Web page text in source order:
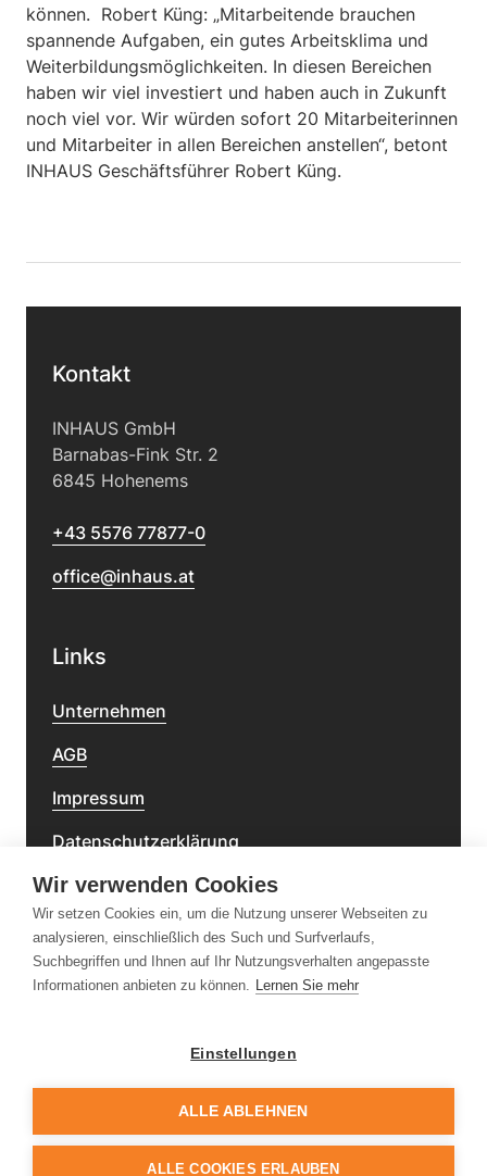
können. Robert Küng: „Mitarbeitende brauchen
spannende Aufgaben, ein gutes Arbeitsklima und
Weiterbildungsmöglichkeiten. In diesen Bereichen
haben wir viel investiert und haben auch in Zukunft
noch viel vor. Wir würden sofort 20 Mitarbeiterinnen
und Mitarbeiter in allen Bereichen anstellen“, betont
INHAUS Geschäftsführer Robert Küng.
Kontakt
INHAUS GmbH
Barnabas-Fink Str. 2
6845 Hohenems
+43 5576 77877-0
office@inhaus.at
Links
Unternehmen
AGB
Impressum
Datenschutzerklärung
Barrierefreiheitserklärung
Newsletter
Wir verwenden Cookies
Wir setzen Cookies ein, um die Nutzung unserer Webseiten zu
analysieren, einschließlich des Such und Surfverlaufs,
Suchbegriffen und Ihnen auf Ihr Nutzungsverhalten angepasste
Informationen anbieten zu können. Lernen Sie mehr
Einstellungen
ALLE ABLEHNEN
ALLE COOKIES ERLAUBEN